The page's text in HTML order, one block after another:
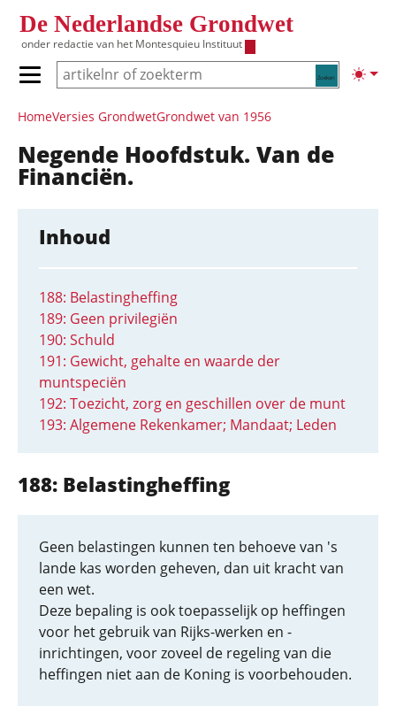
De Nederlandse Grondwet
onder redactie van het Montesquieu Instituut
Zoeken
Primair menu tonen/verbergen
Hoofdnavigatie
HomeVersies GrondwetGrondwet van 1956
Negende Hoofdstuk. Van de
Financiën.
Inhoud
188: Belastingheffing
189: Geen privilegiën
190: Schuld
191: Gewicht, gehalte en waarde der
muntspeciën
192: Toezicht, zorg en geschillen over de munt
193: Algemene Rekenkamer; Mandaat; Leden
188: Belastingheffing
Geen belastingen kunnen ten behoeve van 's
lande kas worden geheven, dan uit kracht van
een wet.
Deze bepaling is ook toepasselijk op heffingen
voor het gebruik van Rijks-werken en -
inrichtingen, voor zoveel de regeling van die
heffingen niet aan de Koning is voorbehouden.